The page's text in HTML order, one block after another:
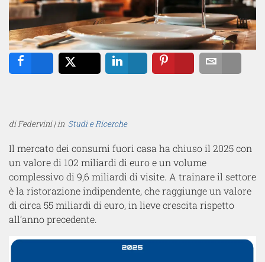
di Federvini | in Studi e Ricerche
Il mercato dei consumi fuori casa ha chiuso il 2025 con
un valore di 102 miliardi di euro e un volume
complessivo di 9,6 miliardi di visite. A trainare il settore
è la ristorazione indipendente, che raggiunge un valore
di circa 55 miliardi di euro, in lieve crescita rispetto
all’anno precedente.